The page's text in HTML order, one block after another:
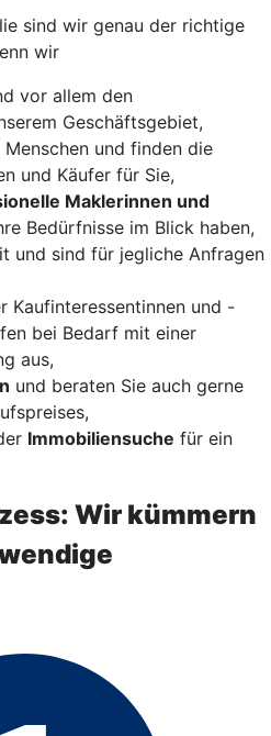
sind wir genau der richtige
wir
vor allem den
Geschäftsgebiet,
Menschen und finden die
und Käufer für Sie,
Maklerinnen und
Bedürfnisse im Blick haben,
und sind für jegliche Anfragen
Kaufinteressentinnen und -
bei Bedarf mit einer
aus,
und beraten Sie auch gerne
Immobiliensuche für ein
Wir kümmern